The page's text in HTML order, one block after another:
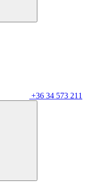
+36 34 573 211